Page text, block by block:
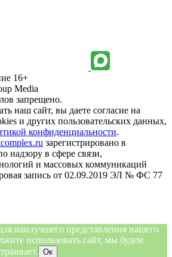
16+
Media
запрещено.
наш сайт, вы даете согласие на
и других пользовательских данных,
конфиденциальности.
зарегистрировано в
надзору в сфере связи,
и массовых коммуникаций
запись от 02.09.2019 ЭЛ № ФС 77
наилучшего представления нашего
использовать сайт, мы будем
Ок